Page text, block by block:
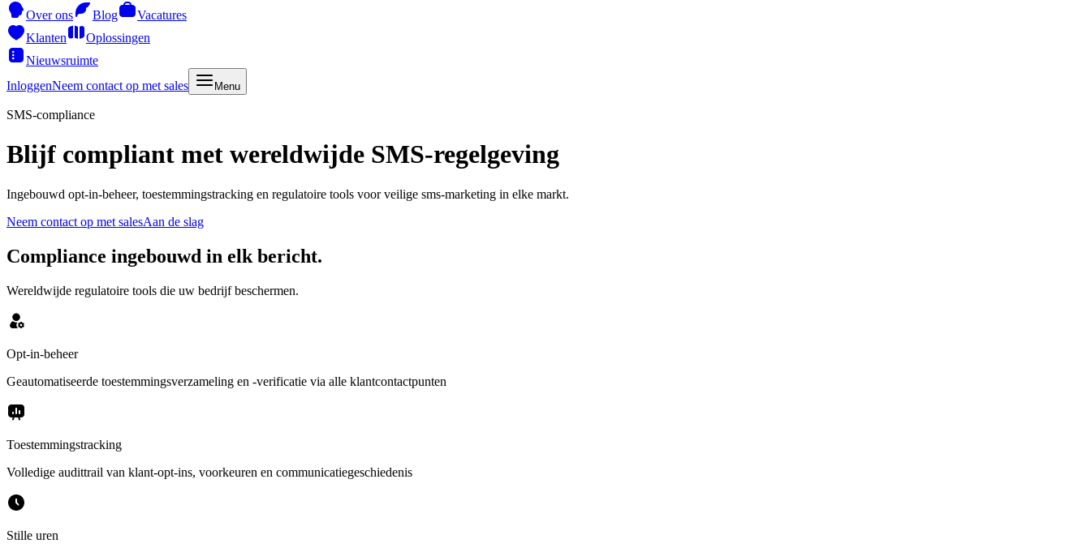
Over ons
Blog
Vacatures
Klanten
Oplossingen
Nieuwsruimte
InloggenNeem contact op met sales Menu
SMS-compliance
Blijf compliant met wereldwijde SMS-regelgeving
Ingebouwd opt-in-beheer, toestemmingstracking en regulatoire tools voor veilige sms-marketing in elke markt.
Neem contact op met salesAan de slag
Compliance ingebouwd in elk bericht.
Wereldwijde regulatoire tools die uw bedrijf beschermen.
Opt-in-beheer
Geautomatiseerde toestemmingsverzameling en -verificatie via alle klantcontactpunten
Toestemmingstracking
Volledige audittrail van klant-opt-ins, voorkeuren en communicatiegeschiedenis
Stille uren